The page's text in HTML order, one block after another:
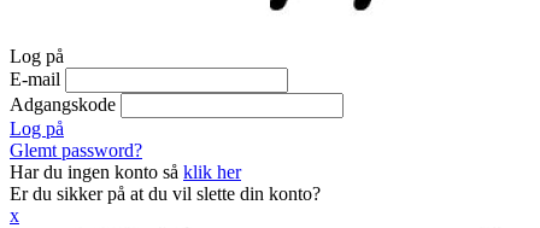
Log på
E-mail
Adgangskode
Log på
Glemt password?
Har du ingen konto så klik her
Er du sikker på at du vil slette din konto?
x